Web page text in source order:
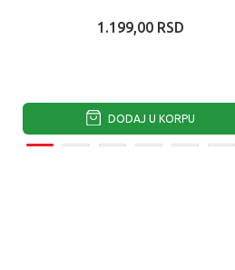
1.199,00 RSD
DODAJ U KORPU